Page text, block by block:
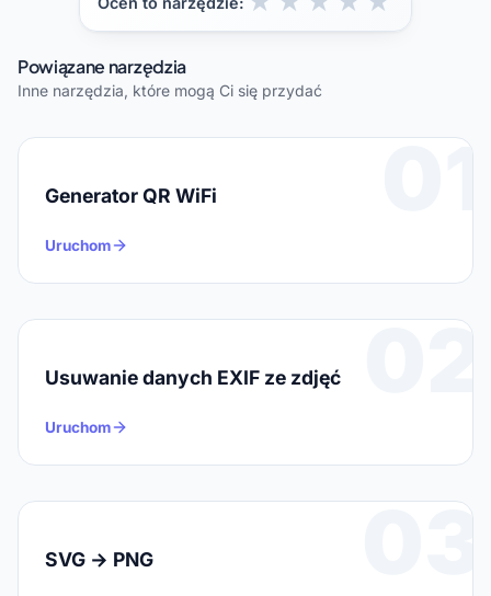
Powiązane narzędzia
Inne narzędzia, które mogą Ci się przydać
01
Generator QR WiFi
Uruchom
02
Usuwanie danych EXIF ze zdjęć
Uruchom
03
SVG → PNG